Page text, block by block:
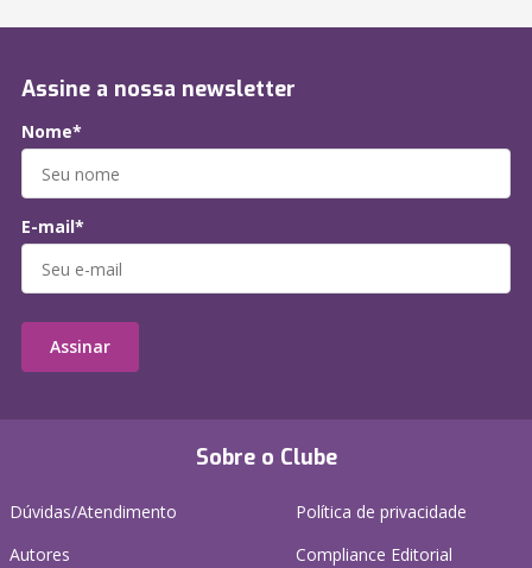
Sobre o Clube
Dúvidas/Atendimento
Autores
Política de privacidade
Compliance Editorial
Assine a nossa newsletter
Nome*
E-mail*
Assinar